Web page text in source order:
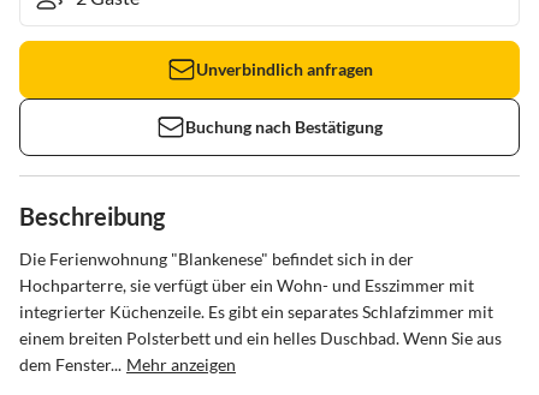
Unverbindlich anfragen
Buchung nach Bestätigung
Beschreibung
Die Ferienwohnung "Blankenese" befindet sich in der
Hochparterre, sie verfügt über ein Wohn- und Esszimmer mit
integrierter Küchenzeile. Es gibt ein separates Schlafzimmer mit
einem breiten Polsterbett und ein helles Duschbad. Wenn Sie aus
dem Fenster... Mehr anzeigen